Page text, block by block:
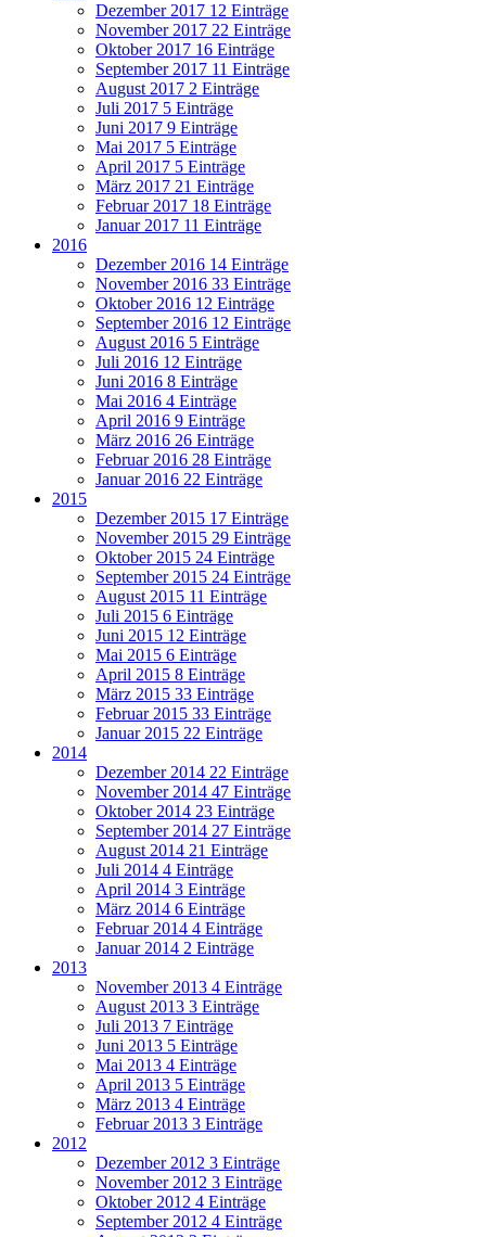
Dezember 2017 12 Einträge
November 2017 22 Einträge
Oktober 2017 16 Einträge
September 2017 11 Einträge
August 2017 2 Einträge
Juli 2017 5 Einträge
Juni 2017 9 Einträge
Mai 2017 5 Einträge
April 2017 5 Einträge
März 2017 21 Einträge
Februar 2017 18 Einträge
Januar 2017 11 Einträge
2016
Dezember 2016 14 Einträge
November 2016 33 Einträge
Oktober 2016 12 Einträge
September 2016 12 Einträge
August 2016 5 Einträge
Juli 2016 12 Einträge
Juni 2016 8 Einträge
Mai 2016 4 Einträge
April 2016 9 Einträge
März 2016 26 Einträge
Februar 2016 28 Einträge
Januar 2016 22 Einträge
2015
Dezember 2015 17 Einträge
November 2015 29 Einträge
Oktober 2015 24 Einträge
September 2015 24 Einträge
August 2015 11 Einträge
Juli 2015 6 Einträge
Juni 2015 12 Einträge
Mai 2015 6 Einträge
April 2015 8 Einträge
März 2015 33 Einträge
Februar 2015 33 Einträge
Januar 2015 22 Einträge
2014
Dezember 2014 22 Einträge
November 2014 47 Einträge
Oktober 2014 23 Einträge
September 2014 27 Einträge
August 2014 21 Einträge
Juli 2014 4 Einträge
April 2014 3 Einträge
März 2014 6 Einträge
Februar 2014 4 Einträge
Januar 2014 2 Einträge
2013
November 2013 4 Einträge
August 2013 3 Einträge
Juli 2013 7 Einträge
Juni 2013 5 Einträge
Mai 2013 4 Einträge
April 2013 5 Einträge
März 2013 4 Einträge
Februar 2013 3 Einträge
2012
Dezember 2012 3 Einträge
November 2012 3 Einträge
Oktober 2012 4 Einträge
September 2012 4 Einträge